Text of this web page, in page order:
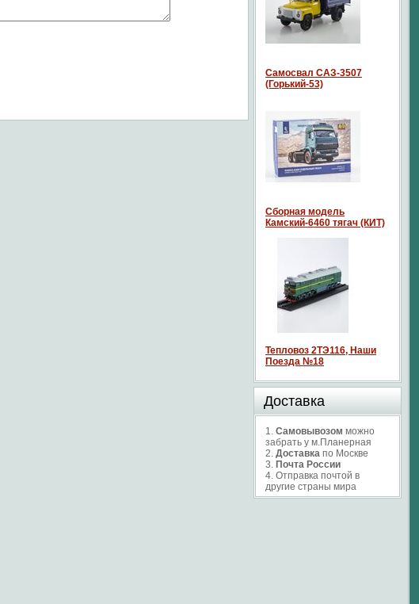
Самосвал САЗ-3507
(Горький-53)
Сборная модель
Камский-6460 тягач (КИТ)
Тепловоз 2ТЭ116, Наши
Поезда №18
Доставка
1. Самовывозом можно
забрать у м.Планерная
2. Доставка по Москве
3. Почта России
4. Отправка почтой в
другие страны мира